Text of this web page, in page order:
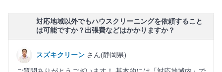
対応地域以外でもハウスクリーニングを依頼すること
は可能ですか？出張費などはかかりますか？
スズキクリーン さん(静岡県)